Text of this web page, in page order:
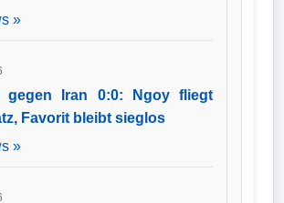
»
gegen Iran 0:0: Ngoy fliegt
Favorit bleibt sieglos
»